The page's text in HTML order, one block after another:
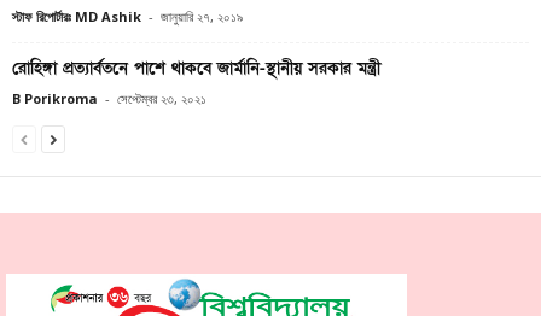
স্টাফ রিপোর্টারঃ MD Ashik - জানুয়ারি ২৭, ২০১৯
রোহিঙ্গা প্রত্যার্বতনে পাশে থাকবে জার্মানি-স্থানীয় সরকার মন্ত্রী
B Porikroma - সেপ্টেম্বর ২৩, ২০২১